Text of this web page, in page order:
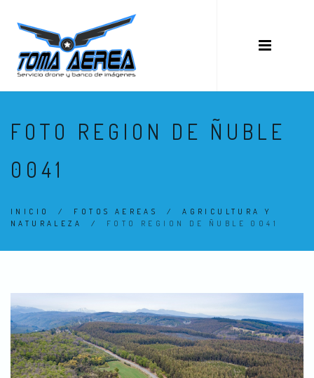
FOTO REGION DE ÑUBLE
0041
INICIO / FOTOS AEREAS /AGRICULTURA Y
NATURALEZA
/ FOTO REGION DE ÑUBLE 0041